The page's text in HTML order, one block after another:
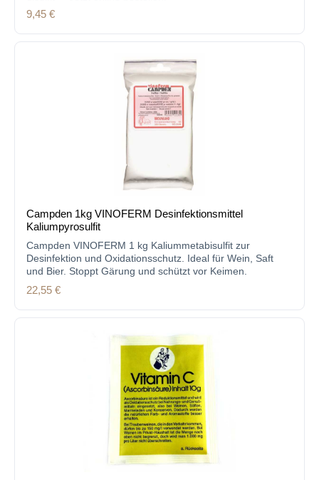
Regulärer Preis:
9,45 €
Campden 1kg VINOFERM Desinfektionsmittel
Kaliumpyrosulfit
Campden VINOFERM 1 kg Kaliummetabisulfit zur
Desinfektion und Oxidationsschutz. Ideal für Wein, Saft
und Bier. Stoppt Gärung und schützt vor Keimen.
Regulärer Preis:
22,55 €